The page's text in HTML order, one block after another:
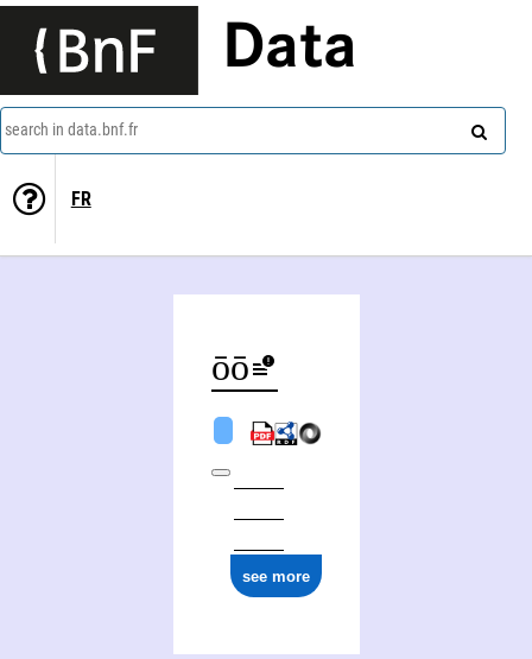
Data
search in data.bnf.fr
FR
Yōñ-Uōn O
see more